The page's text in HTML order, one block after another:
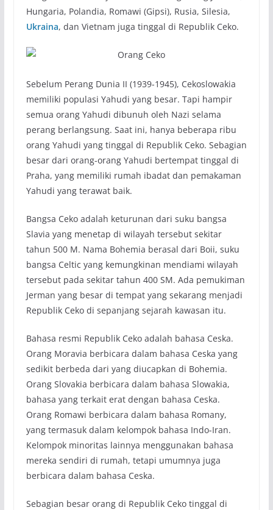
Hungaria, Polandia, Romawi (Gipsi), Rusia, Silesia,
Ukraina, dan Vietnam juga tinggal di Republik Ceko.
Sebelum Perang Dunia II (1939-1945), Cekoslowakia
memiliki populasi Yahudi yang besar. Tapi hampir
semua orang Yahudi dibunuh oleh Nazi selama
perang berlangsung. Saat ini, hanya beberapa ribu
orang Yahudi yang tinggal di Republik Ceko. Sebagian
besar dari orang-orang Yahudi bertempat tinggal di
Praha, yang memiliki rumah ibadat dan pemakaman
Yahudi yang terawat baik.
Bangsa Ceko adalah keturunan dari suku bangsa
Slavia yang menetap di wilayah tersebut sekitar
tahun 500 M. Nama Bohemia berasal dari Boii, suku
bangsa Celtic yang kemungkinan mendiami wilayah
tersebut pada sekitar tahun 400 SM. Ada pemukiman
Jerman yang besar di tempat yang sekarang menjadi
Republik Ceko di sepanjang sejarah kawasan itu.
Bahasa resmi Republik Ceko adalah bahasa Ceska.
Orang Moravia berbicara dalam bahasa Ceska yang
sedikit berbeda dari yang diucapkan di Bohemia.
Orang Slovakia berbicara dalam bahasa Slowakia,
bahasa yang terkait erat dengan bahasa Ceska.
Orang Romawi berbicara dalam bahasa Romany,
yang termasuk dalam kelompok bahasa Indo-Iran.
Kelompok minoritas lainnya menggunakan bahasa
mereka sendiri di rumah, tetapi umumnya juga
berbicara dalam bahasa Ceska.
Sebagian besar orang di Republik Ceko tinggal di